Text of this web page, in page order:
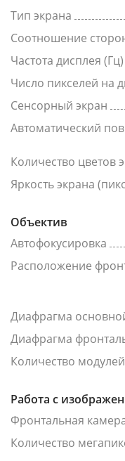
Тип экрана
Соотношение
Частота дисплея (Гц)
Число пикселей на
Сенсорный экран
Автоматический
Количество цветов
Яркость экрана
Объектив
Автофокусировка
Расположение
Диафрагма
Диафрагма
Количество
Работа с
Фронтальная
Количество